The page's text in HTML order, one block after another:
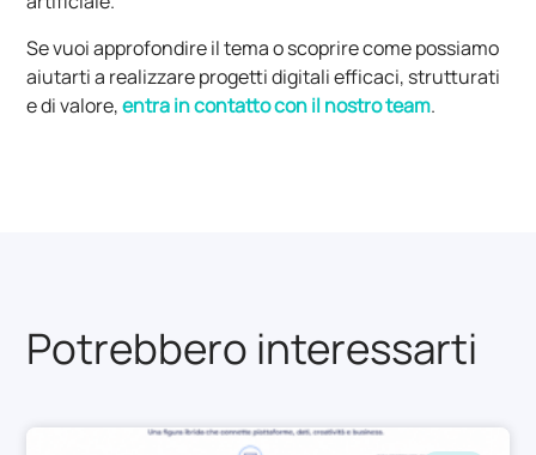
Se vuoi approfondire il tema o scoprire come possiamo
aiutarti a realizzare progetti digitali efficaci, strutturati
e di valore,entra in contatto con il nostro team.
Potrebbero interessarti